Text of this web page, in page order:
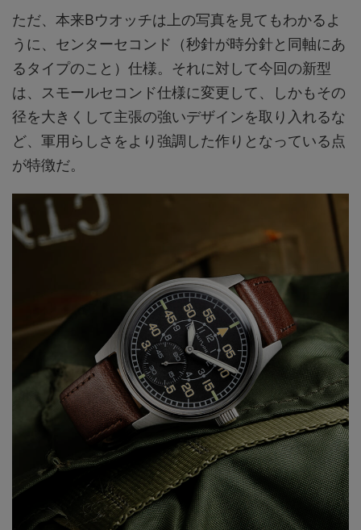
ただ、本来Bウオッチは上の写真を見てもわかるよ
うに、センターセコンド（秒針が時分針と同軸にあ
るタイプのこと）仕様。それに対して今回の新型
は、スモールセコンド仕様に変更して、しかもその
径を大きくして主張の強いデザインを取り入れるな
ど、軍用らしさをより強調した作りとなっている点
が特徴だ。